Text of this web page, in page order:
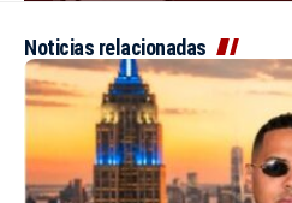
Noticias relacionadas